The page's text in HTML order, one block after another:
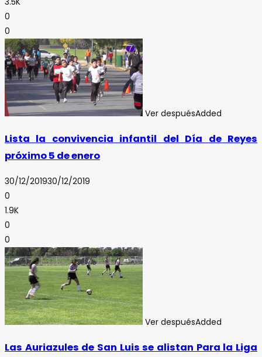
0
0
Ver despuésAdded
Lista la convivencia infantil del Día de Reyes
próximo 5 de enero
30/12/201930/12/2019
0
1.9K
0
0
Ver despuésAdded
Las Auriazules de San Luis se alistan Para la Liga